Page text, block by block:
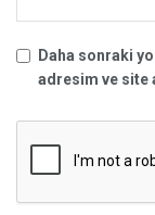
Daha sonraki
adresim ve site